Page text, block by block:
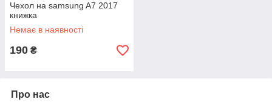
Чехол на samsung A7 2017
книжка
Немає в наявності
190 ₴
Про нас